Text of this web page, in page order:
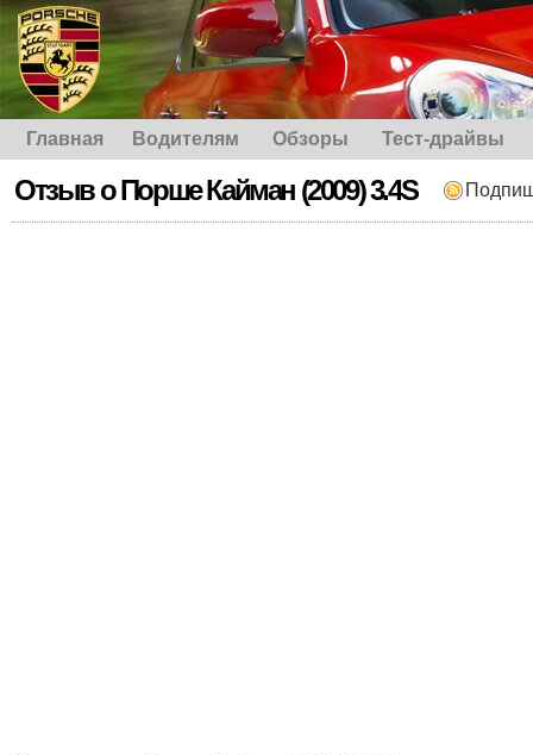
Главная Водителям Обзоры Тест-драйвы
Отзыв о Порше Кайман (2009) 3.4S